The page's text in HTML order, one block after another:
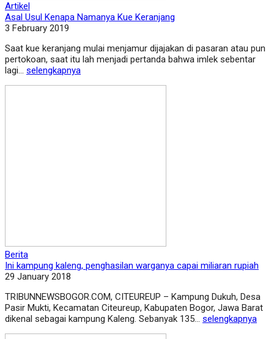
Artikel
Asal Usul Kenapa Namanya Kue Keranjang
3 February 2019
Saat kue keranjang mulai menjamur dijajakan di pasaran atau pun
pertokoan, saat itu lah menjadi pertanda bahwa imlek sebentar
lagi... selengkapnya
Berita
Ini kampung kaleng, penghasilan warganya capai miliaran rupiah
29 January 2018
TRIBUNNEWSBOGOR.COM, CITEUREUP – Kampung Dukuh, Desa
Pasir Mukti, Kecamatan Citeureup, Kabupaten Bogor, Jawa Barat
dikenal sebagai kampung Kaleng. Sebanyak 135... selengkapnya